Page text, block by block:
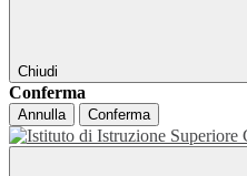
Chiudi
Conferma
Annulla Conferma